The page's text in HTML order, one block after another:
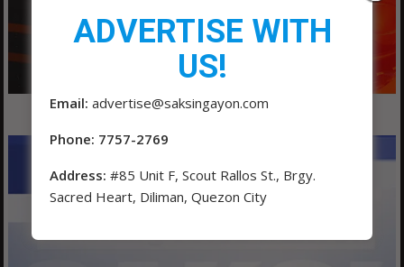
ADVERTISE WITH
US!
Email: advertise@saksingayon.com
Phone: 7757-2769
Address: #85 Unit F, Scout Rallos St., Brgy.
Sacred Heart, Diliman, Quezon City